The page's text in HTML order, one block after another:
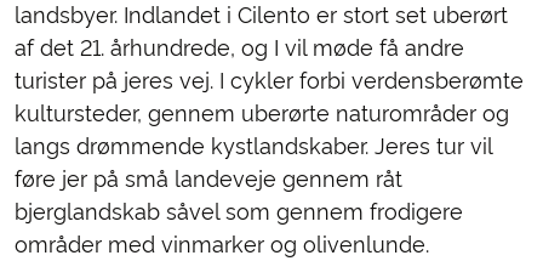
landsbyer. Indlandet i Cilento er stort set uberørt
af det 21. århundrede, og I vil møde få andre
turister på jeres vej. I cykler forbi verdensberømte
kultursteder, gennem uberørte naturområder og
langs drømmende kystlandskaber. Jeres tur vil
føre jer på små landeveje gennem råt
bjerglandskab såvel som gennem frodigere
områder med vinmarker og olivenlunde.